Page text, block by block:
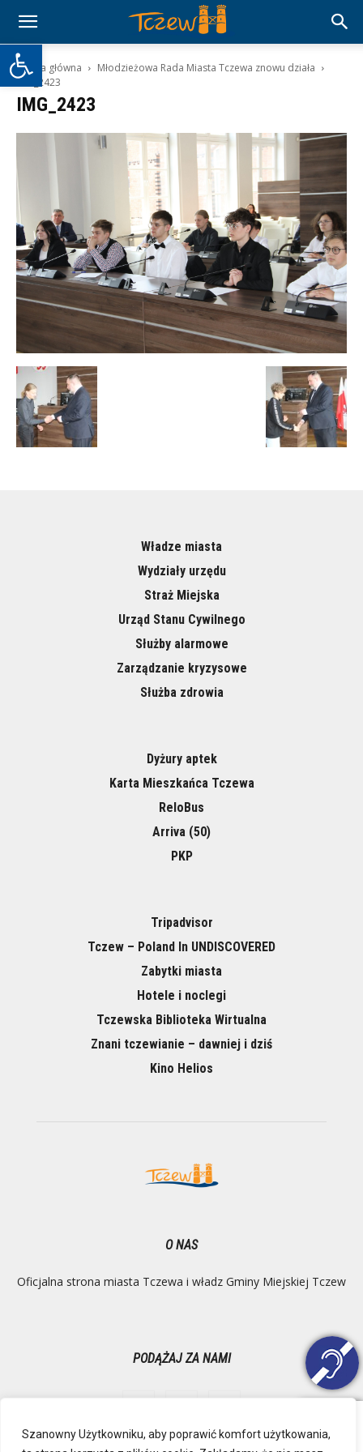
Otwórz pasek narzędzi
Szanowny Użytkowniku, aby poprawić komfort użytkowania,
Strona główna
Młodzieżowa Rada Miasta Tczewa znowu działa
IMG_2423
IMG_2423
Władze miasta
Wydziały urzędu
Straż Miejska
Urząd Stanu Cywilnego
Służby alarmowe
Zarządzanie kryzysowe
Służba zdrowia
Dyżury aptek
Karta Mieszkańca Tczewa
ReloBus
Arriva (50)
PKP
Tripadvisor
Tczew – Poland In UNDISCOVERED
Zabytki miasta
Hotele i noclegi
Tczewska Biblioteka Wirtualna
Znani tczewianie – dawniej i dziś
Kino Helios
O NAS
Oficjalna strona miasta Tczewa i władz Gminy Miejskiej Tczew
PODĄŻAJ ZA NAMI